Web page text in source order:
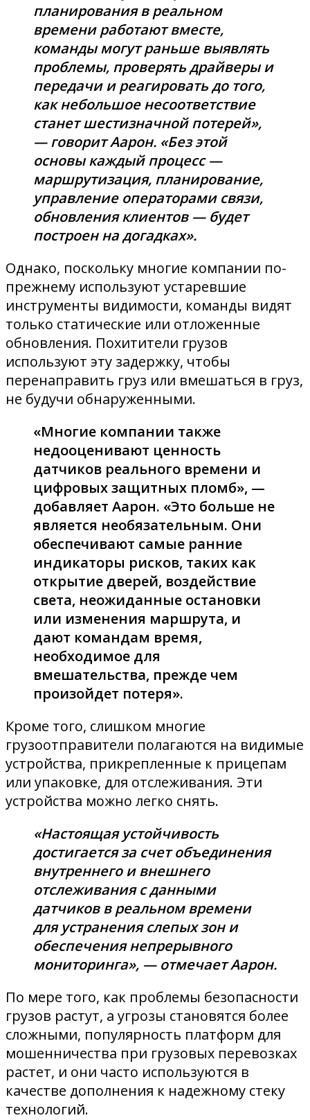
планирования в реальном
времени работают вместе,
команды могут раньше выявлять
проблемы, проверять драйверы и
передачи и реагировать до того,
как небольшое несоответствие
станет шестизначной потерей»,
— говорит Аарон. «Без этой
основы каждый процесс —
маршрутизация, планирование,
управление операторами связи,
обновления клиентов — будет
построен на догадках».
Однако, поскольку многие компании по-
прежнему используют устаревшие
инструменты видимости, команды видят
только статические или отложенные
обновления. Похитители грузов
используют эту задержку, чтобы
перенаправить груз или вмешаться в груз,
не будучи обнаруженными.
«Многие компании также
недооценивают ценность
датчиков реального времени и
цифровых защитных пломб», —
добавляет Аарон. «Это больше не
является необязательным. Они
обеспечивают самые ранние
индикаторы рисков, таких как
открытие дверей, воздействие
света, неожиданные остановки
или изменения маршрута, и
дают командам время,
необходимое для
вмешательства, прежде чем
произойдет потеря».
Кроме того, слишком многие
грузоотправители полагаются на видимые
устройства, прикрепленные к прицепам
или упаковке, для отслеживания. Эти
устройства можно легко снять.
«Настоящая устойчивость
достигается за счет объединения
внутреннего и внешнего
отслеживания с данными
датчиков в реальном времени
для устранения слепых зон и
обеспечения непрерывного
мониторинга», — отмечает Аарон.
По мере того, как проблемы безопасности
грузов растут, а угрозы становятся более
сложными, популярность платформ для
мошенничества при грузовых перевозках
растет, и они часто используются в
качестве дополнения к надежному стеку
технологий.